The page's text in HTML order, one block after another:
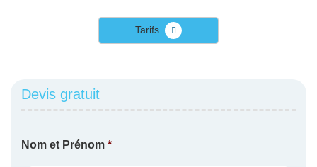
Tarifs
Devis gratuit
Nom et Prénom *